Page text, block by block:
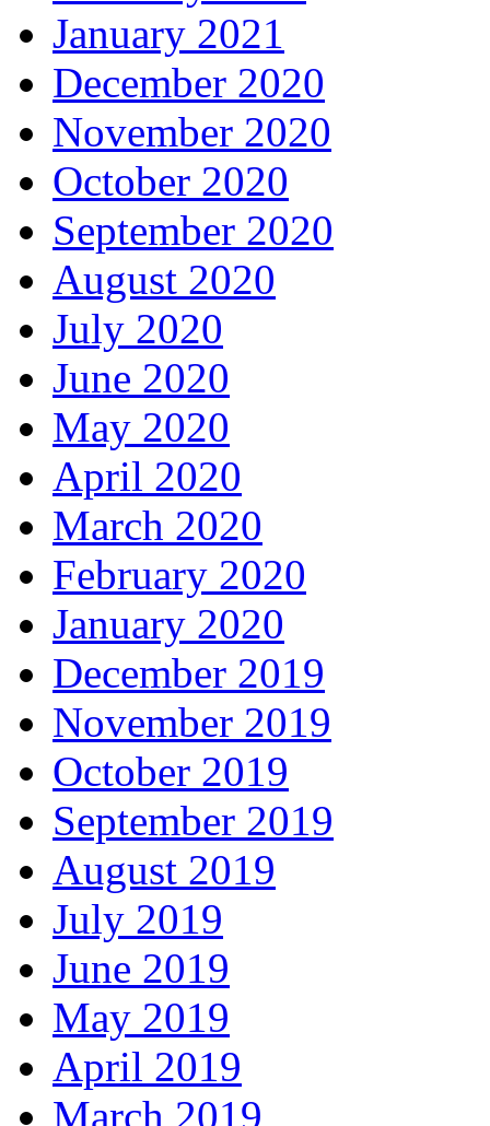
January 2021
December 2020
November 2020
October 2020
September 2020
August 2020
July 2020
June 2020
May 2020
April 2020
March 2020
February 2020
January 2020
December 2019
November 2019
October 2019
September 2019
August 2019
July 2019
June 2019
May 2019
April 2019
March 2019